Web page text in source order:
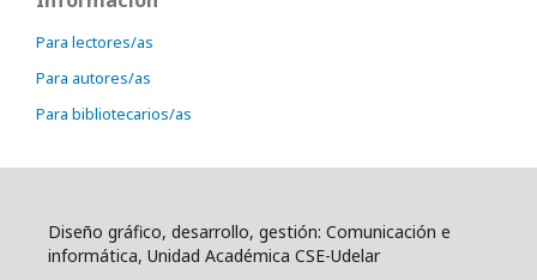
Para lectores/as
Para autores/as
Para bibliotecarios/as
Diseño gráfico, desarrollo, gestión: Comunicación e
informática, Unidad Académica CSE-Udelar